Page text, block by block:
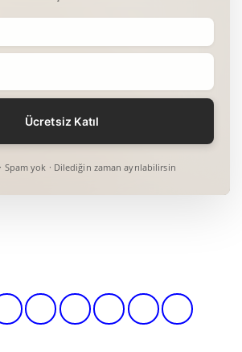
Spam yok · Dilediğin zaman ayrılabilirsin